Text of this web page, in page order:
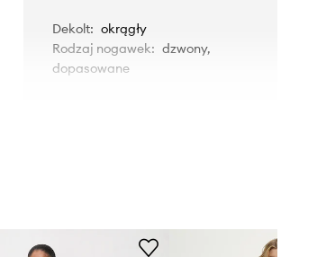
Dekolt: okrągły
Rodzaj nogawek: dzwony,
dopasowane
Rozmiarówka standardowa